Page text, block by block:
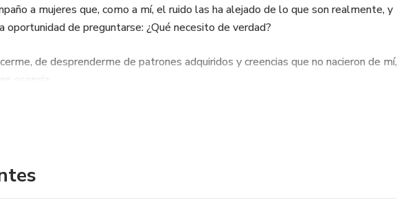
a mujeres que, como a mí, el ruido las ha alejado de lo que son realmente, y
oportunidad de preguntarse: ¿Qué necesito de verdad?
de desprenderme de patrones adquiridos y creencias que no nacieron de mí,
esencia.